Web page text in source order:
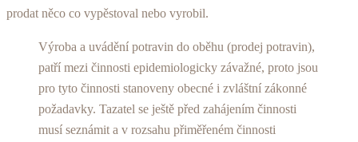
prodat něco co vypěstoval nebo vyrobil.
Výroba a uvádění potravin do oběhu (prodej potravin),
patří mezi činnosti epidemiologicky závažné, proto jsou
pro tyto činnosti stanoveny obecné i zvláštní zákonné
požadavky. Tazatel se ještě před zahájením činnosti
musí seznámit a v rozsahu přiměřeném činnosti